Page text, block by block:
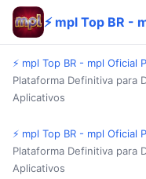
⚡ mpl Top BR -
⚡ mpl Top BR - mpl Oficial
Plataforma Definitiva para
Aplicativos
⚡ mpl Top BR - mpl Oficial
Plataforma Definitiva para
Aplicativos